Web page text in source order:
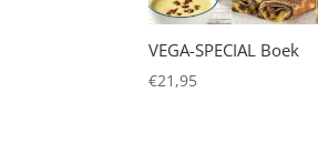
VEGA-SPECIAL Boek
€21,95